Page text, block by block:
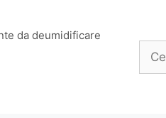
da deumidificare
per: